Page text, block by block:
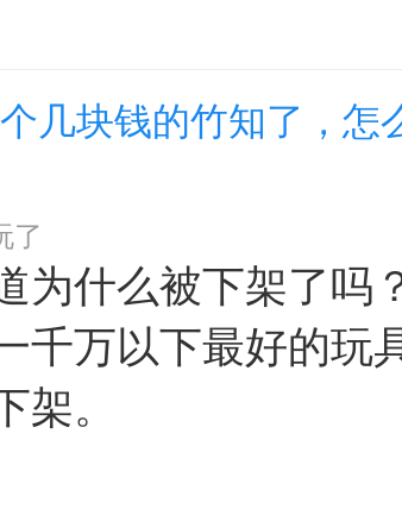
几块钱的竹知了，怎
了
为什么被下架了吗
千万以下最好的玩
架。